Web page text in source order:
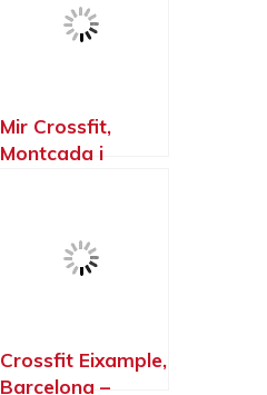
Mir Crossfit,
Montcada i
Crossfit Eixample,
Barcelona –